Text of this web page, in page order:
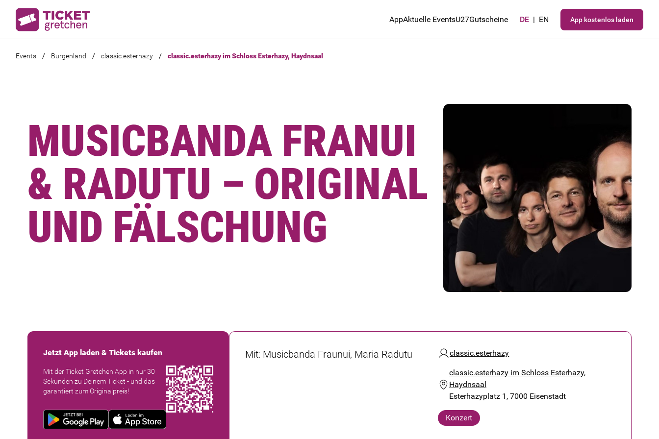
AppAktuelle EventsU27Gutscheine DE | EN App kostenlos laden
Events / Burgenland / classic.esterhazy / classic.esterhazy im Schloss Esterhazy, Haydnsaal
MUSICBANDA FRANUI
& RADUTU – ORIGINAL
UND FÄLSCHUNG
Jetzt App laden & Tickets kaufen
Mit der Ticket Gretchen App in nur 30
Sekunden zu Deinem Ticket - und das
garantiert zum Originalpreis!
Mit: Musicbanda Fraunui, Maria Radutu classic.esterhazy
classic.esterhazy im Schloss Esterhazy,
Haydnsaal
Esterhazyplatz 1, 7000 Eisenstadt
Konzert